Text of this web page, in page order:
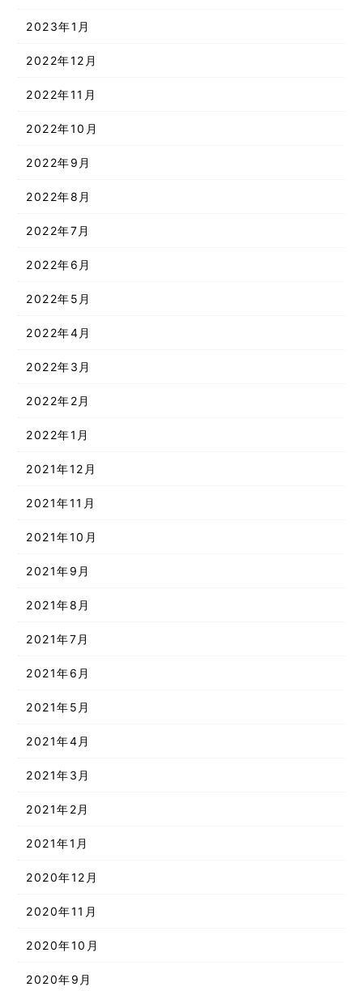
2023年1月
2022年12月
2022年11月
2022年10月
2022年9月
2022年8月
2022年7月
2022年6月
2022年5月
2022年4月
2022年3月
2022年2月
2022年1月
2021年12月
2021年11月
2021年10月
2021年9月
2021年8月
2021年7月
2021年6月
2021年5月
2021年4月
2021年3月
2021年2月
2021年1月
2020年12月
2020年11月
2020年10月
2020年9月